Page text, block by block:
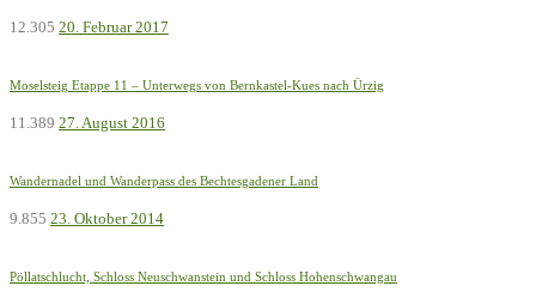
12.305 20. Februar 2017
Moselsteig Etappe 11 – Unterwegs von Bernkastel-Kues nach Ürzig
11.389 27. August 2016
Wandernadel und Wanderpass des Bechtesgadener Land
9.855 23. Oktober 2014
Pöllatschlucht, Schloss Neuschwanstein und Schloss Hohenschwangau